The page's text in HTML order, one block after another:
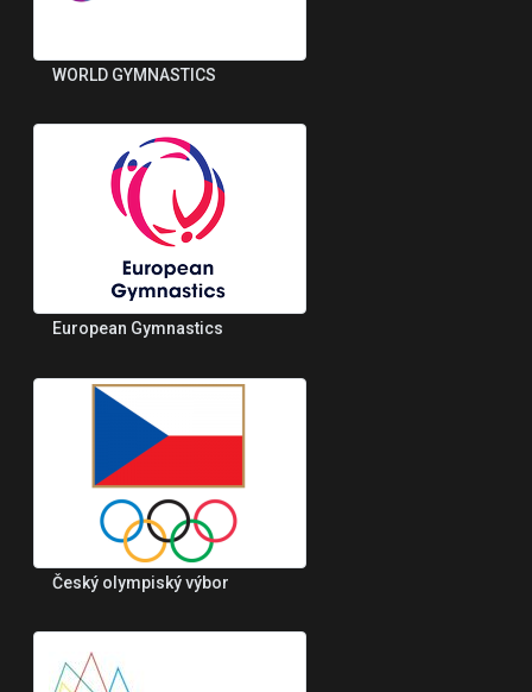
WORLD GYMNASTICS
European Gymnastics
Český olympiský výbor